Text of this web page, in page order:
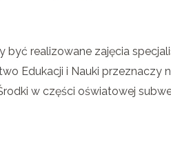
być realizowane zajęcia
Edukacji i Nauki przeznaczy
w części oświatowej